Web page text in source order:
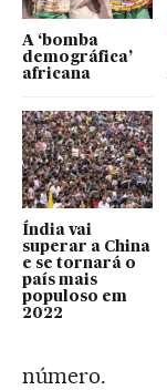
A ‘bomba
demográfica’
africana
Índia vai
superar a China
e se tornará o
país mais
populoso em
2022
número.